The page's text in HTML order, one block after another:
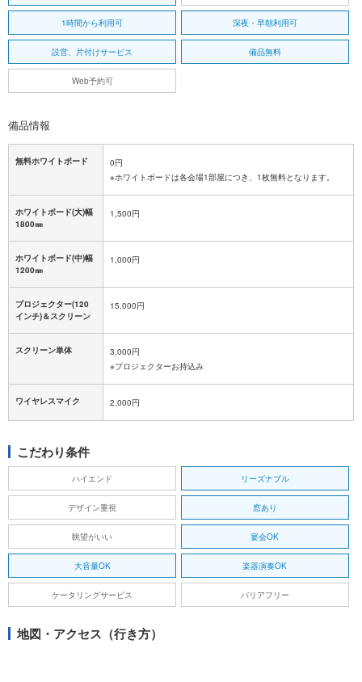
1時間から利用可 深夜・早朝利用可
設営、片付けサービス 備品無料
Web予約可
備品情報
無料ホワイトボード
0円
※ホワイトボードは各会場1部屋につき、1枚無料となります。
ホワイトボード(大)幅
1800㎜
1,500円
ホワイトボード(中)幅
1200㎜
1,000円
プロジェクター(120
インチ)＆スクリーン
15,000円
スクリーン単体
3,000円
※プロジェクターお持込み
ワイヤレスマイク 2,000円
こだわり条件
ハイエンド リーズナブル
デザイン重視 窓あり
眺望がいい 宴会OK
大音量OK 楽器演奏OK
ケータリングサービス バリアフリー
地図・アクセス（行き方）